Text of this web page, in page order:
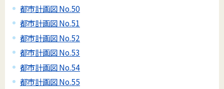
都市計画図 No.50
都市計画図 No.51
都市計画図 No.52
都市計画図 No.53
都市計画図 No.54
都市計画図 No.55